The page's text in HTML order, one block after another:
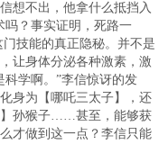
想不出，他拿什么抵挡入
吗？事实证明，死路一
技能的真正隐秘。并不是
让身体分泌各种激素，激
学啊。”李信惊讶的发
身为【哪吒三太子】，还
】孙猴子……甚至，能够获
才做到这一点？李信只能